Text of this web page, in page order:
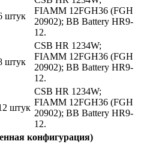
штук
FIAMM 12FGH36 (FGH
20902); BB Battery HR9-
12.
штук
CSB HR 1234W;
FIAMM 12FGH36 (FGH
20902); BB Battery HR9-
12.
штук
CSB HR 1234W;
FIAMM 12FGH36 (FGH
20902); BB Battery HR9-
12.
конфигурация)